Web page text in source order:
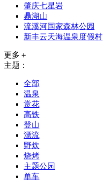
肇庆七星岩
鼎湖山
流溪河国家森林公园
新丰云天海温泉度假村
更多＋
主题：
全部
温泉
赏花
高铁
登山
漂流
野炊
烧烤
主题公园
单车